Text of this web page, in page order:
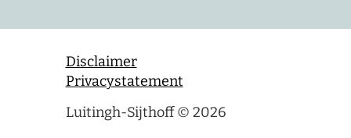
Disclaimer
Privacystatement
Luitingh-Sijthoff © 2026